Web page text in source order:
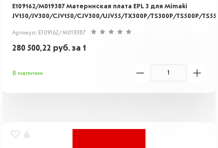
E109162/M019387 Материнская плата EPL 3 для Mimaki
JV150/JV300/CJV150/CJV300/UJV55/TX300P/TS300P/TS500P/
Артикул: E109162/M019387
280 500,22 руб.за 1
В наличии